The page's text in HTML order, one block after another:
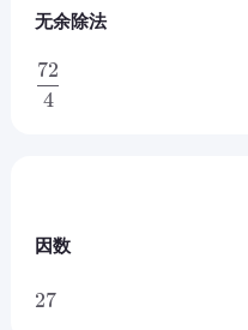
无余除法
4
72
因数
27